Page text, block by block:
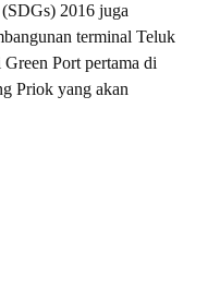
2016 juga
terminal Teluk
Port pertama di
Priok yang akan